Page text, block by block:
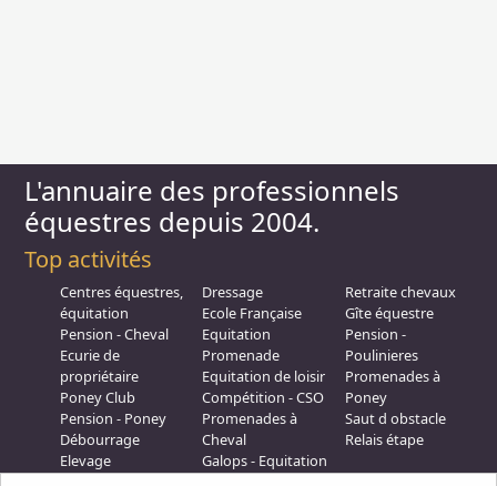
L'annuaire des professionnels
équestres depuis 2004.
Top activités
Centres équestres,
équitation
Pension - Cheval
Ecurie de
propriétaire
Poney Club
Pension - Poney
Débourrage
Elevage
Dressage
Ecole Française
Equitation
Promenade
Equitation de loisir
Compétition - CSO
Promenades à
Cheval
Galops - Equitation
Retraite chevaux
Gîte équestre
Pension -
Poulinieres
Promenades à
Poney
Saut d obstacle
Relais étape